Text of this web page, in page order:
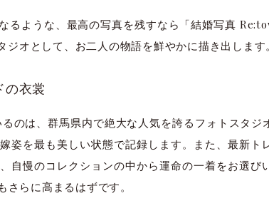
るような、最高の写真を残すなら「結婚写真
ジオとして、お二人の物語を鮮やかに描き出します。
の衣裳
のは、群馬県内で絶大な人気を誇るフォトスタジ
姿を最も美しい状態で記録します。また、最新ト
自慢のコレクションの中から運命の一着をお選び
らに高まるはずです。